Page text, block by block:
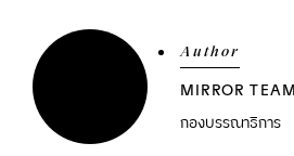
Author
MIRROR TEAM
กองบรรณาธิการ